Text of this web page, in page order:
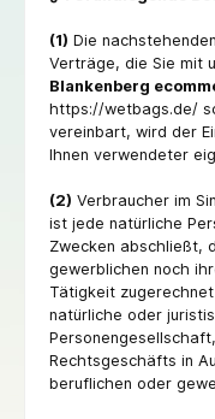
(1) Die
Verträge, die Sie mit
Blankenberg
https://wetbags.de/
vereinbart, wird der
Ihnen verwendeter
(2) Verbraucher im
ist jede natürliche
Zwecken abschließt,
gewerblichen noch
Tätigkeit
natürliche oder
Rechtsgeschäfts in
beruflichen oder